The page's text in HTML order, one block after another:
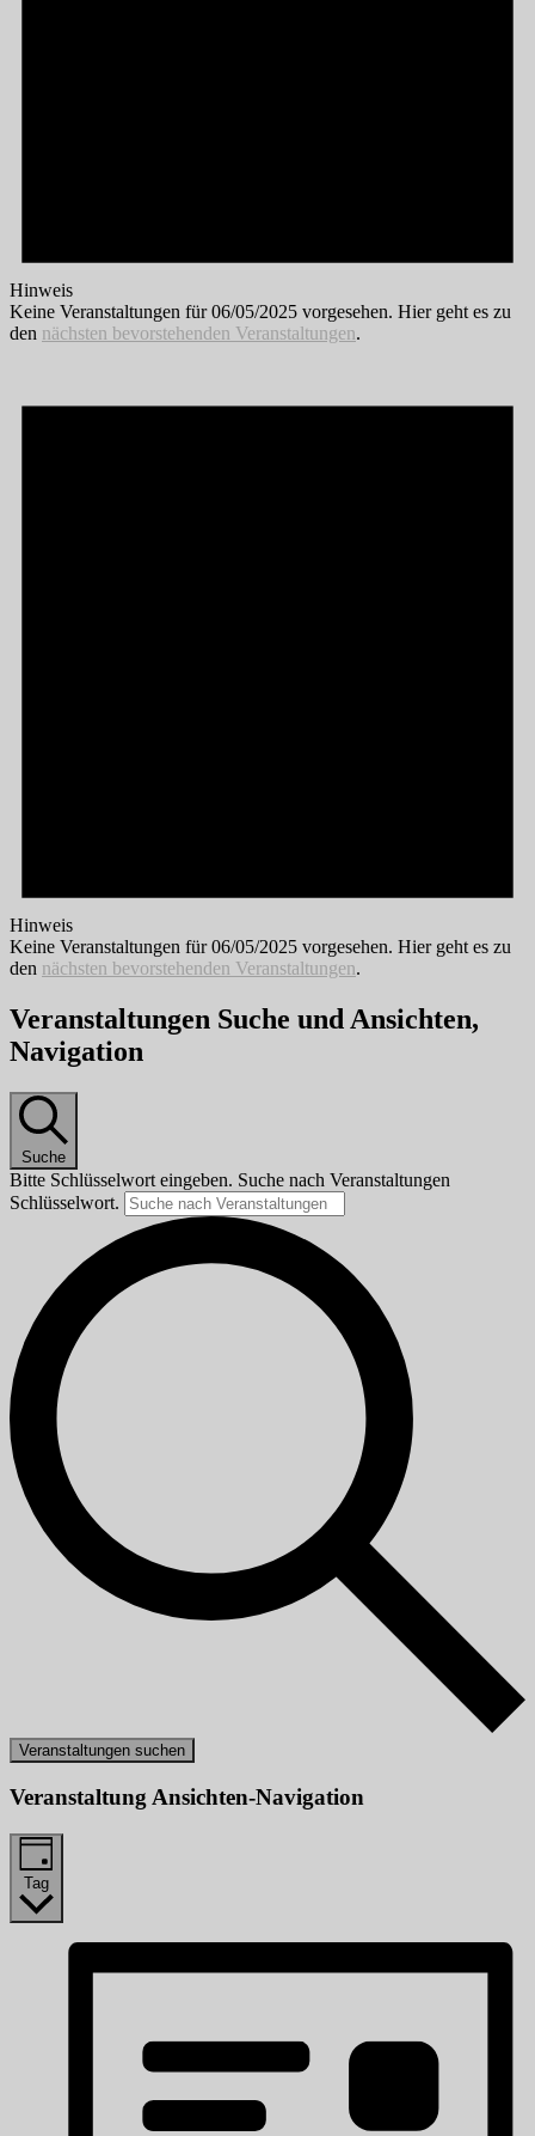
Hinweis
Keine Veranstaltungen für 06/05/2025 vorgesehen. Hier geht es zu
den nächsten bevorstehenden Veranstaltungen.
Hinweis
Keine Veranstaltungen für 06/05/2025 vorgesehen. Hier geht es zu
den nächsten bevorstehenden Veranstaltungen.
Veranstaltungen Suche und Ansichten,
Navigation
Suche
Bitte Schlüsselwort eingeben. Suche nach Veranstaltungen
Schlüsselwort.
Veranstaltungen suchen
Veranstaltung Ansichten-Navigation
Tag